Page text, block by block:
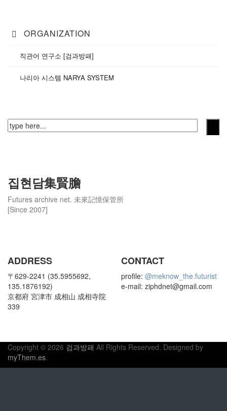
ORGANIZATION
직관어 연구소 [검과방패]
나리아 시스템 NARYA SYSTEM
집현담集賢膽
Futures archive net. 未來記憶保管所
[Since 2007]
ADDRESS
〒629-2241 (35.5955692,
135.1876192)
京都府 宮津市 成相山 成相寺院
339
CONTACT
profile: @meknow_the.futurist
e-mail: ziphdnet@gmail.com
Copyright © 2026 검과방패 All Rights Reserved. Designed by
myThem.es.